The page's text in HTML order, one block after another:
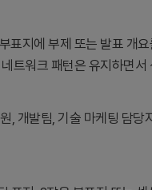
표지에 부제 또는 발표 개
트워크 패턴은 유지하면
, 개발팀, 기술 마케팅 담당